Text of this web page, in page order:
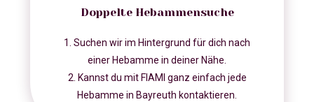
Doppelte Hebammensuche
1. Suchen wir im Hintergrund für dich nach
einer Hebamme in deiner Nähe.
2. Kannst du mit FIAMI ganz einfach jede
Hebamme in Bayreuth kontaktieren.